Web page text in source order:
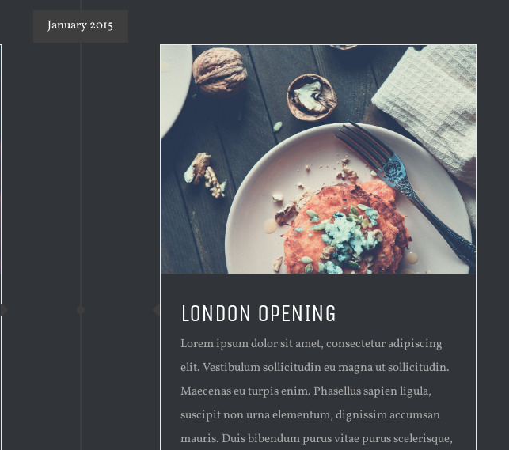
January 2015
LONDON OPENING
Lorem ipsum dolor sit amet, consectetur adipiscing
elit. Vestibulum sollicitudin eu magna ut sollicitudin.
Maecenas eu turpis enim. Phasellus sapien ligula,
suscipit non urna elementum, dignissim accumsan
mauris. Duis bibendum purus vitae purus scelerisque,